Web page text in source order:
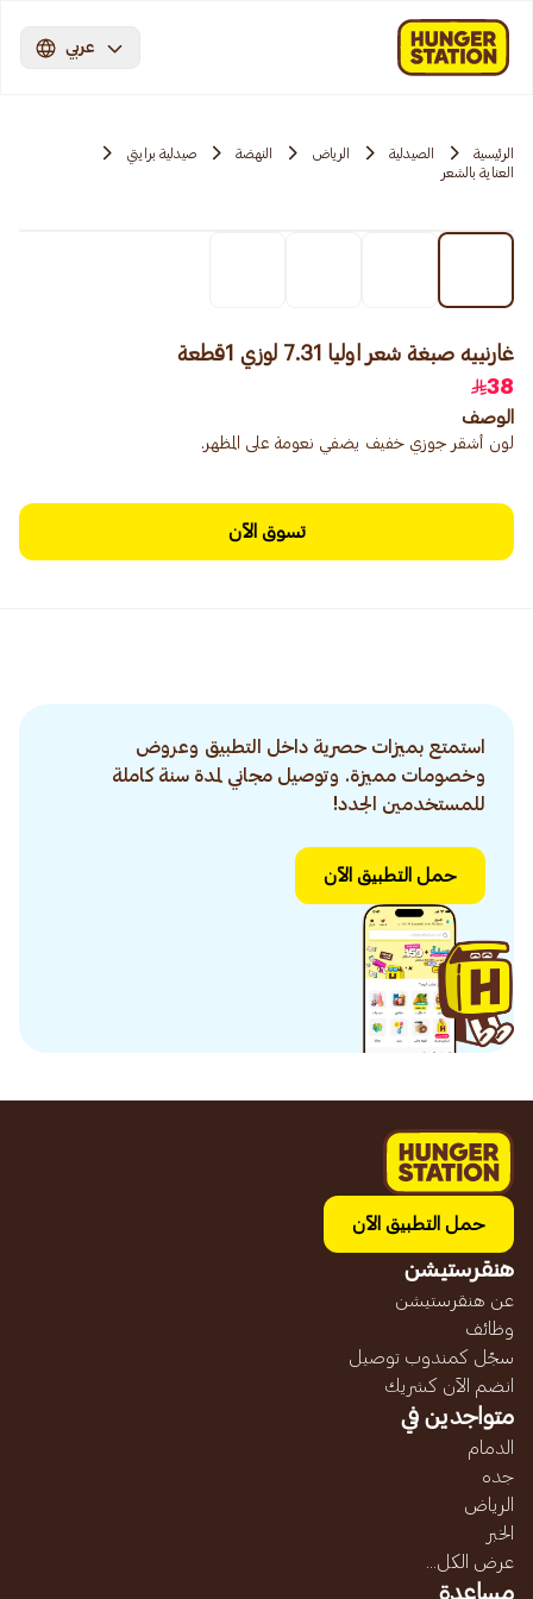
عربي
الرئيسية الصيدلية الرياض النهضة
صيدلية برايتي
العناية بالشعر
غارنييه صبغة شعر اوليا 7.31 لوزي 1قطعة
38
الوصف
لون أشقر جوزي خفيف يضفي نعومة على المظهر.
تسوق الآن
استمتع بميزات حصرية داخل التطبيق وعروض
وخصومات مميزة. وتوصيل مجاني لمدة سنة كاملة
للمستخدمين الجدد!
حمل التطبيق الآن
حمل التطبيق الآن
هنقرستيشن
عن هنقرستيشن
وظائف
سجّل كمندوب توصيل
انضم الآن كشريك
متواجدين في
الدمام
جده
الرياض
الخبر
عرض الكل...
مساعدة